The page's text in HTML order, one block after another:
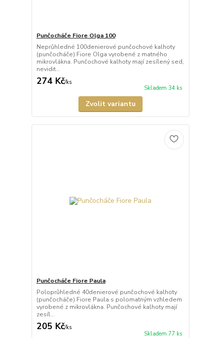
Punčocháče Fiore Olga 100
Neprůhledné 100denierové punčochové kalhoty
(punčocháče) Fiore Olga vyrobené z matného
mikrovlákna. Punčochové kalhoty mají zesílený sed,
nevidit...
274 Kč/ks
Skladem 34 ks
Zvolit variantu
Punčocháče Fiore Paula
Poloprůhledné 40denierové punčochové kalhoty
(punčocháče) Fiore Paula s polomatným vzhledem
vyrobené z mikrovlákna. Punčochové kalhoty mají
zesíl...
205 Kč/ks
Skladem 77 ks